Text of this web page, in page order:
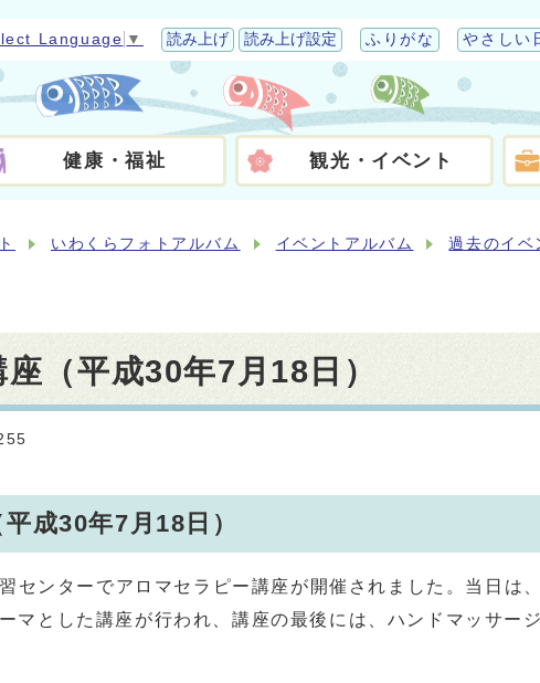
Language ▼ 読み上げ 読み上げ設定 ふりがな やさしい
健康・福祉 観光・イベント
いわくらフォトアルバム イベントアルバム 過去のイベ
（平成30年7月18日）
成30年7月18日）
ンターでアロマセラピー講座が開催されました。当日は
マとした講座が行われ、講座の最後には、ハンドマッサー